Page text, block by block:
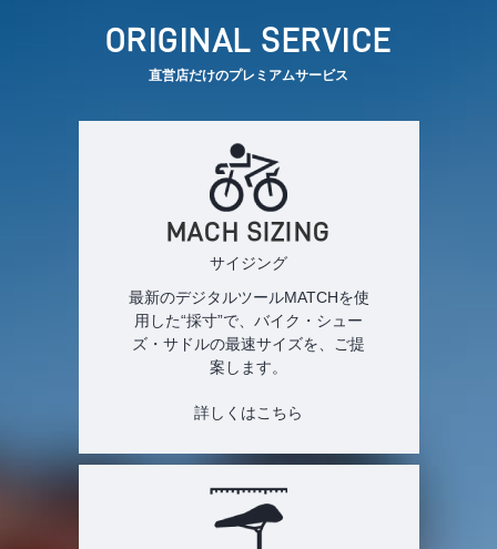
ORIGINAL SERVICE
直営店だけのプレミアムサービス
MACH SIZING
サイジング
最新のデジタルツールMATCHを使
用した“採寸”で、バイク・シュー
ズ・サドルの最速サイズを、ご提
案します。
詳しくはこちら